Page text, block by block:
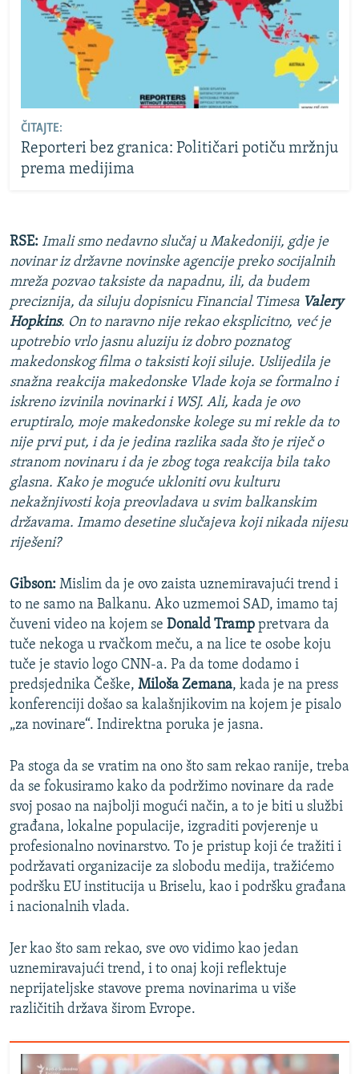
ČITAJTE:
Reporteri bez granica: Političari potiču mržnju
prema medijima
RSE: Imali smo nedavno slučaj u Makedoniji, gdje je
novinar iz državne novinske agencije preko socijalnih
mreža pozvao taksiste da napadnu, ili, da budem
preciznija, da siluju dopisnicu Financial Timesa Valery
Hopkins. On to naravno nije rekao eksplicitno, već je
upotrebio vrlo jasnu aluziju iz dobro poznatog
makedonskog filma o taksisti koji siluje. Uslijedila je
snažna reakcija makedonske Vlade koja se formalno i
iskreno izvinila novinarki i WSJ. Ali, kada je ovo
eruptiralo, moje makedonske kolege su mi rekle da to
nije prvi put, i da je jedina razlika sada što je riječ o
stranom novinaru i da je zbog toga reakcija bila tako
glasna. Kako je moguće ukloniti ovu kulturu
nekažnjivosti koja preovladava u svim balkanskim
državama. Imamo desetine slučajeva koji nikada nijesu
riješeni?
Gibson: Mislim da je ovo zaista uznemiravajući trend i
to ne samo na Balkanu. Ako uzmemoi SAD, imamo taj
čuveni video na kojem se Donald Tramp pretvara da
tuče nekoga u rvačkom meču, a na lice te osobe koju
tuče je stavio logo CNN-a. Pa da tome dodamo i
predsjednika Češke, Miloša Zemana, kada je na press
konferenciji došao sa kalašnjikovim na kojem je pisalo
„za novinare“. Indirektna poruka je jasna.
Pa stoga da se vratim na ono što sam rekao ranije, treba
da se fokusiramo kako da podržimo novinare da rade
svoj posao na najbolji mogući način, a to je biti u službi
građana, lokalne populacije, izgraditi povjerenje u
profesionalno novinarstvo. To je pristup koji će tražiti i
podržavati organizacije za slobodu medija, tražićemo
podršku EU institucija u Briselu, kao i podršku građana
i nacionalnih vlada.
Jer kao što sam rekao, sve ovo vidimo kao jedan
uznemiravajući trend, i to onaj koji reflektuje
neprijateljske stavove prema novinarima u više
različitih država širom Evrope.